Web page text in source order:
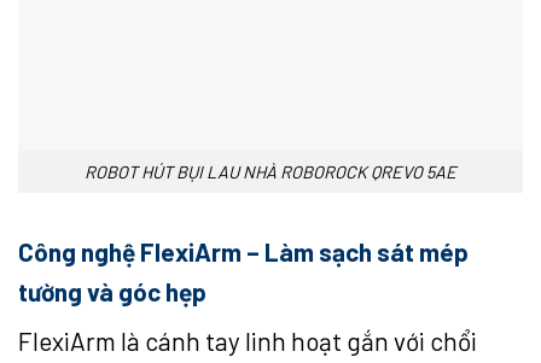
ROBOT HÚT BỤI LAU NHÀ ROBOROCK QREVO 5AE
Công nghệ FlexiArm – Làm sạch sát mép
tường và góc hẹp
FlexiArm là cánh tay linh hoạt gắn với chổi